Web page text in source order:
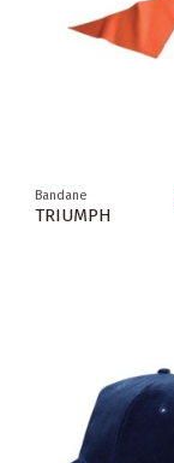
Bandane
TRIUMPH